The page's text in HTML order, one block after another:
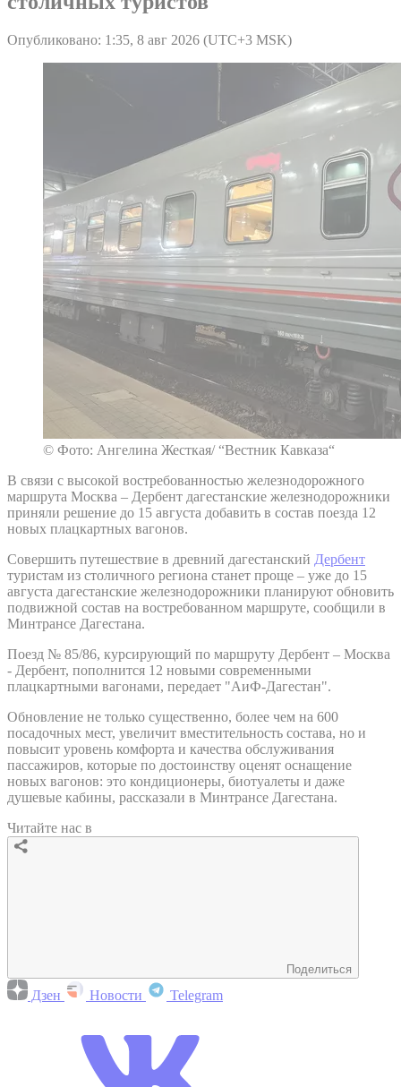
Опубликовано: 1:35, 8 авг 2026 (UTC+3 MSK)
© Фото: Ангелина Жесткая/ “Вестник Кавказа“
В связи с высокой востребованностью железнодорожного
маршрута Москва – Дербент дагестанские железнодорожники
приняли решение до 15 августа добавить в состав поезда 12
новых плацкартных вагонов.
Совершить путешествие в древний дагестанский Дербент
туристам из столичного региона станет проще – уже до 15
августа дагестанские железнодорожники планируют обновить
подвижной состав на востребованном маршруте, сообщили в
Минтрансе Дагестана.
Поезд № 85/86, курсирующий по маршруту Дербент – Москва
- Дербент, пополнится 12 новыми современными
плацкартными вагонами, передает "АиФ-Дагестан".
Обновление не только существенно, более чем на 600
посадочных мест, увеличит вместительность состава, но и
повысит уровень комфорта и качества обслуживания
пассажиров, которые по достоинству оценят оснащение
новых вагонов: это кондиционеры, биотуалеты и даже
душевые кабины, рассказали в Минтрансе Дагестана.
Читайте нас в
Поделиться
Дзен Новости Telegram